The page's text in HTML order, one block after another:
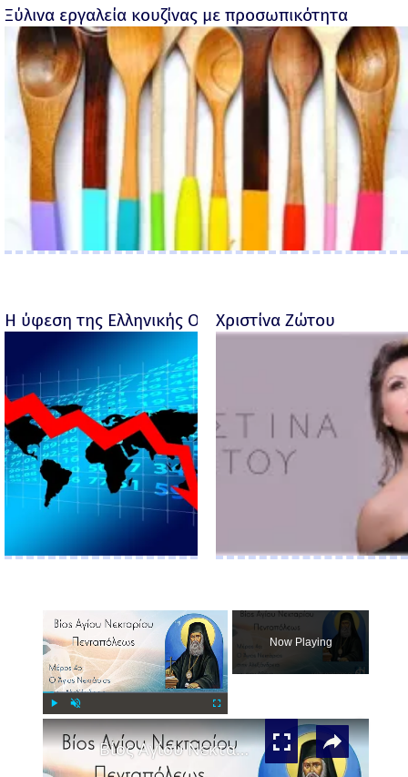
Ξύλινα εργαλεία κουζίνας με προσωπικότητα
Η ύφεση της Ελληνικής Οικονομίας - Ροσέτος
Χριστίνα Ζώτου
Now Playing
×
Βίος Αγίου Νεκταρίου Μέρος 4ο